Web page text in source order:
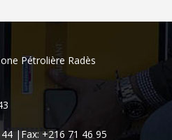
Pétrolière Radès
|Fax: +216 71 46 95